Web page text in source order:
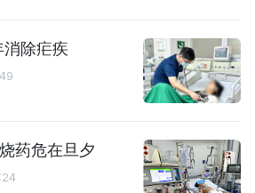
除疟疾
药危在旦夕